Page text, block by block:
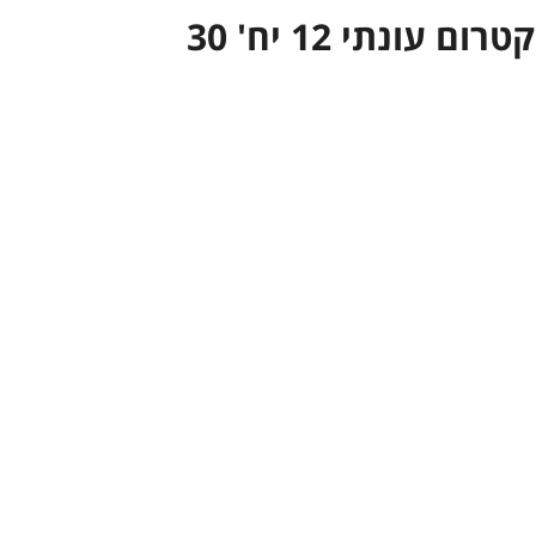
Eternal ספקטרום עונתי 12 יח' 30